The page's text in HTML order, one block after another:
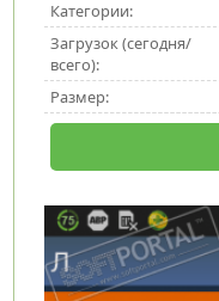
Категории:
Загрузок (сегодня/
всего):
Размер: